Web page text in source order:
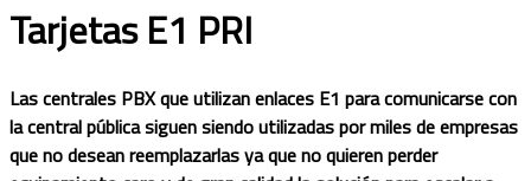
Tarjetas E1 PRI
Las centrales PBX que utilizan enlaces E1 para comunicarse con
la central pública siguen siendo utilizadas por miles de empresas
que no desean reemplazarlas ya que no quieren perder